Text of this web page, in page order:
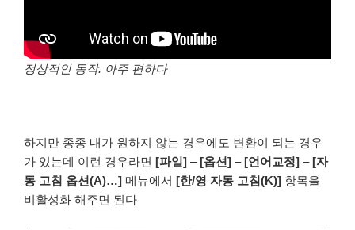
정상적인 동작. 아주 편하다
하지만 종종 내가 원하지 않는 경우에도 변환이 되는 경우
가 있는데 이런 경우라면 [파일] –[옵션] –[언어교정] –[자
동 고침 옵션(A)…] 메뉴에서 [한/영 자동 고침(K)] 항목을
비활성화 해주면 된다